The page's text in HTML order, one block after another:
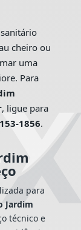
cheiro ou
uma
Para
, ligue para
1856.
para
Jardim
técnico e